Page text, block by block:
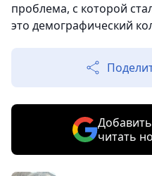
проблема, с которой
это демографический
читать